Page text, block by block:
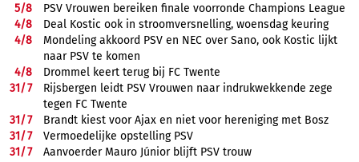
5/8
PSV Vrouwen bereiken finale voorronde Champions League
4/8
Deal Kostic ook in stroomversnelling, woensdag keuring
4/8
Mondeling akkoord PSV en NEC over Sano, ook Kostic lijkt
naar PSV te komen
4/8
Drommel keert terug bij FC Twente
31/7
Rijsbergen leidt PSV Vrouwen naar indrukwekkende zege
tegen FC Twente
31/7
Brandt kiest voor Ajax en niet voor hereniging met Bosz
31/7
Vermoedelijke opstelling PSV
31/7
Aanvoerder Mauro Júnior blijft PSV trouw